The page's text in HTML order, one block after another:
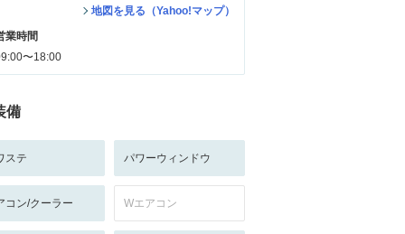
地図を見る（Yahoo!マップ）
業時間
〜18:00
備
ステ パワーウィンドウ
コン/クーラー Wエアコン